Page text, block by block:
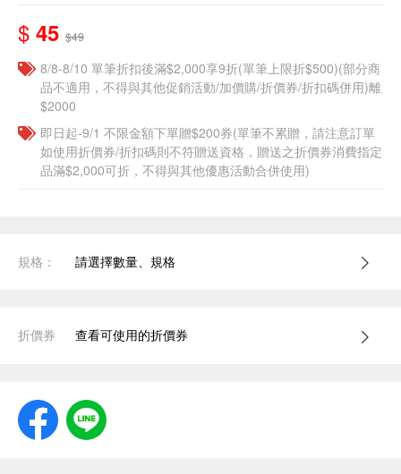
$ 45 $49
8/8-8/10 單筆折扣後滿$2,000享9折(單筆上限折$500)(部分商
品不適用，不得與其他促銷活動/加價購/折價券/折扣碼併用)離
$2000
即日起-9/1 不限金額下單贈$200券(單筆不累贈，請注意訂單
如使用折價券/折扣碼則不符贈送資格，贈送之折價券消費指定
品滿$2,000可折，不得與其他優惠活動合併使用)
規格： 請選擇數量、規格
折價券 查看可使用的折價券